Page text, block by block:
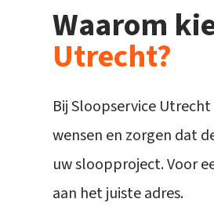
Waarom
Utrecht?
Bij Sloopservice
wensen en zorgen dat
uw sloopproject. Voor
aan het juiste adres.